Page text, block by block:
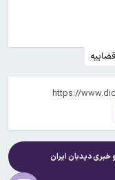
و خبریدیدبان ایران